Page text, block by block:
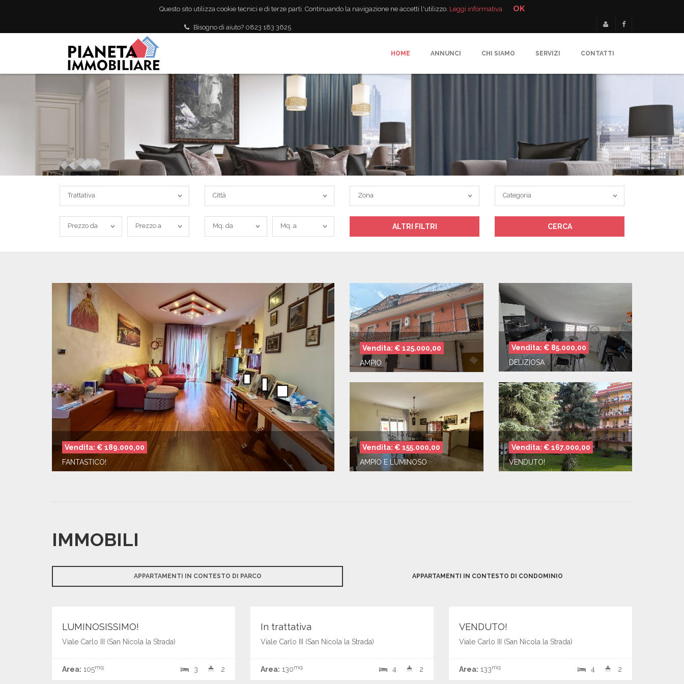
Questo sito utilizza cookie tecnici e di terze parti. Continuando la navigazione ne accetti l'utilizzo. Leggi informativa OK
Bisogno di aiuto? 0823 183 3625
HOME ANNUNCI CHI SIAMO SERVIZI CONTATTI
Trattativa
Trattativa Città
Città ZonaZona Categoria
Categoria
Prezzo
da
Prezzo da
Prezzo
a
Prezzo a
Mq.
da
Mq. da
Mq.
a
Mq. a ALTRI FILTRI CERCA
Vendita: € 189.000,00
FANTASTICO!
Vendita: € 125.000,00
AMPIO
Vendita: € 85.000,00
DELIZIOSA
Vendita: € 155.000,00
AMPIO E LUMINOSO
Vendita: € 167.000,00
VENDUTO!
IMMOBILI
APPARTAMENTI IN CONTESTO DI PARCO APPARTAMENTI IN CONTESTO DI CONDOMINIO
LUMINOSISSIMO!
Viale Carlo III (San Nicola la Strada)
Area: 105mq 3 2
In trattativa
Viale Carlo III (San Nicola la Strada)
Area: 130mq 4 2
VENDUTO!
Viale Carlo III (San Nicola la Strada)
Area: 133mq 4
2